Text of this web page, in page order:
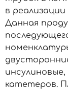
в
Данная
инсулиновые,
катетеров.